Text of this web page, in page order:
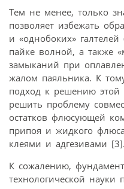
Тем не менее, только
позволяет избежать
и «однобоких»
пайке волной, а также
замыканий при
жалом паяльника. К
подход к решению этой
решить проблему
остатков флюсующей
припоя и жидкого
клеями и адгезивами [3].
К сожалению,
технологической